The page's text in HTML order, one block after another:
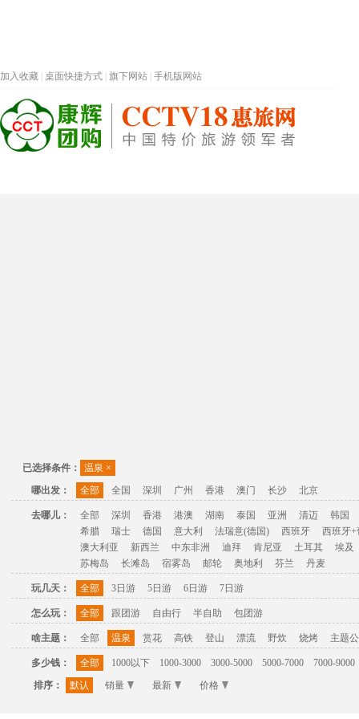
加入收藏 桌面快捷方式 旗下网站 手机版网站
已选择条件： 温泉 ×
哪出发：
全部 全国 深圳 广州 香港 澳门 长沙 北京
去哪儿： 全部 深圳 香港 港澳 湖南 泰国 亚洲 清迈
韩国
希腊
瑞士 德国 意大利 法瑞意(德国) 西班牙
西班牙+
澳大利亚
新西兰 中东非洲 迪拜 肯尼亚 土耳其
埃及
苏梅岛
长滩岛 宿雾岛 邮轮 奥地利 芬兰 丹麦
玩几天： 全部 3日游 5日游 6日游 7日游
怎么玩： 全部 跟团游 自由行 半自助 包团游
啥主题： 全部 温泉 赏花 高铁 登山 漂流 野炊 烧烤 主题
多少钱： 全部 1000以下 1000-3000 3000-5000 5000-7000
7000-9000
排序：
默认 销量 最新 价格